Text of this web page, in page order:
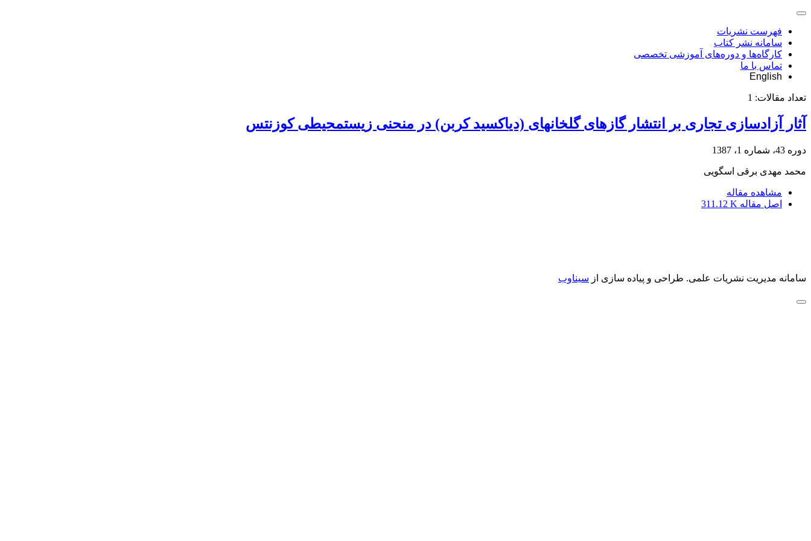
فهرست نشریات
سامانه نشر کتاب
کارگاه‌ها و دوره‌های آموزشی تخصصی
تماس با ما
English
تعداد مقالات: 1
آثار آزادسازی تجاری بر انتشار گازهای گلخانه‎ای (دی‎اکسید کربن) در منحنی زیست‎محیطی کوزنتس
دوره 43، شماره 1، 1387
محمد مهدی برقی اسگویی
مشاهده مقاله
اصل مقاله 311.12 K
سامانه مدیریت نشریات علمی. طراحی و پیاده سازی از سیناوب